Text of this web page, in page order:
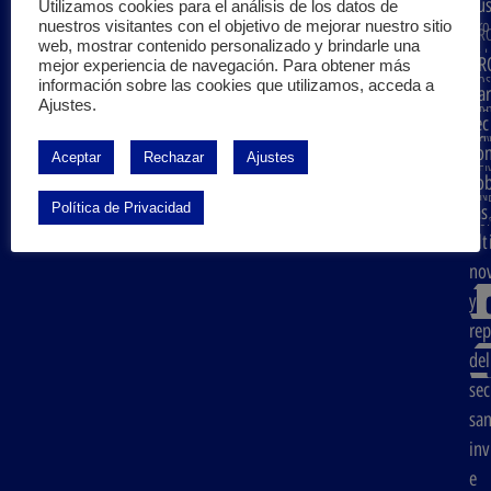
Aviso legal
Política de privacidad
Política de Cookies
las
y
del
e
Utilizamos cookies para el análisis de los datos de
nuestros visitantes con el objetivo de mejorar nuestro sitio
web, mostrar contenido personalizado y brindarle una
mejor experiencia de navegación. Para obtener más
información sobre las cookies que utilizamos, acceda a
Ajustes.
Aceptar Rechazar Ajustes
Política de Privacidad